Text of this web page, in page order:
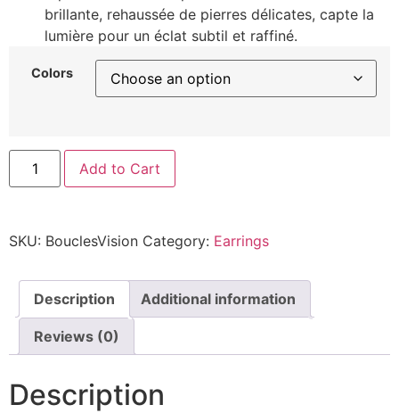
brillante, rehaussée de pierres délicates, capte la
lumière pour un éclat subtil et raffiné.
Colors
Add to Cart
SKU: BouclesVision Category: Earrings
Description Additional information
Reviews (0)
Description